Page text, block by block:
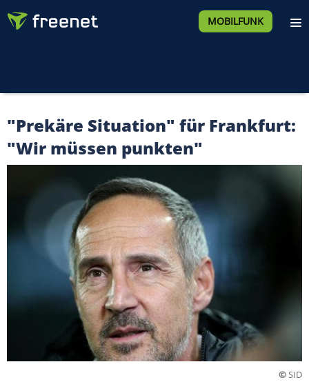
MOBILFUNK
"Prekäre Situation" für Frankfurt:
"Wir müssen punkten"
©SID